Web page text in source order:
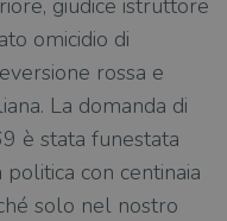
giudice istruttore
omicidio di
rossa e
La domanda di
è stata funestata
con centinaia
solo nel nostro